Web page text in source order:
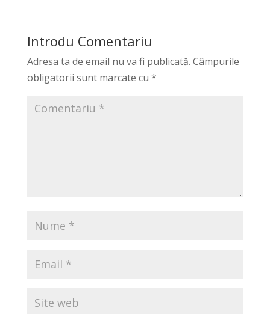
Introdu Comentariu
Adresa ta de email nu va fi publicată. Câmpurile
obligatorii sunt marcate cu *